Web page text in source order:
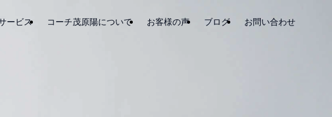
ービス コーチ茂原陽について お客様の声 ブログ お問い合わせ